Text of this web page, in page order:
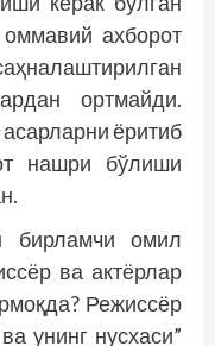
ахборот
ортмайди.
ёритиб
нашри бўлиши
бирламчи омил
ва актёрлар
Режиссёр
унинг нусхаси”